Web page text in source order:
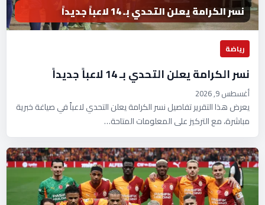
نسر الكرامة يعلن التحدي بـ 14 لاعباً جديداً
رياضة
نسر الكرامة يعلن التحدي بـ 14 لاعباً جديداً
أغسطس 9, 2026
يعرض هذا التقرير تفاصيل نسر الكرامة يعلن التحدي لاعباً في صياغة خبرية
مباشرة، مع التركيز على المعلومات المتاحة…